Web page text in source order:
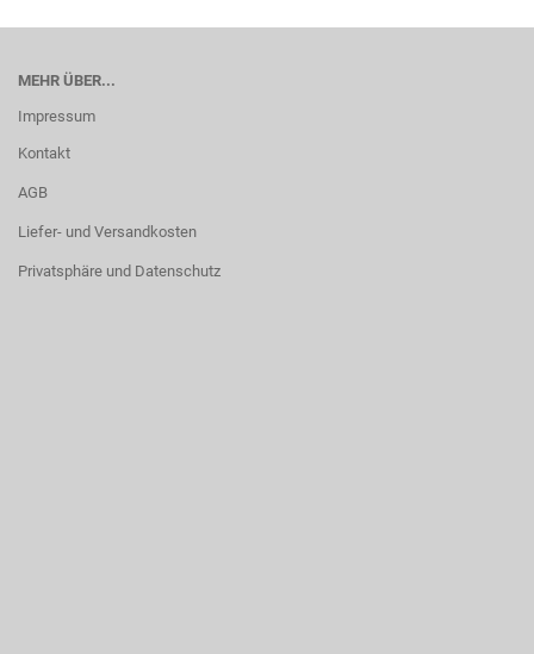
MEHR ÜBER...
Impressum
Kontakt
AGB
Liefer- und Versandkosten
Privatsphäre und Datenschutz